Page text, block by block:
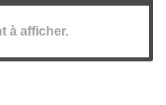
à afficher.